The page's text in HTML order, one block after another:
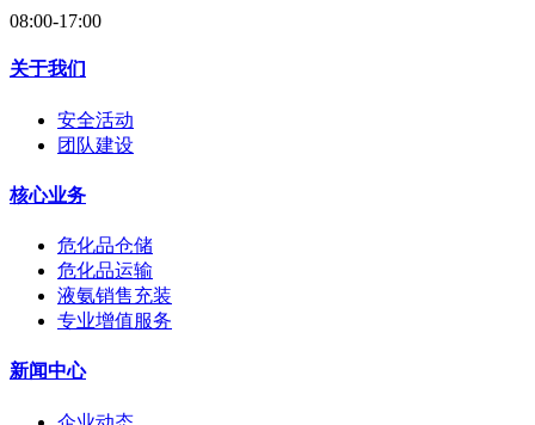
08:00-17:00
关于我们
安全活动
团队建设
核心业务
危化品仓储
危化品运输
液氨销售充装
专业增值服务
新闻中心